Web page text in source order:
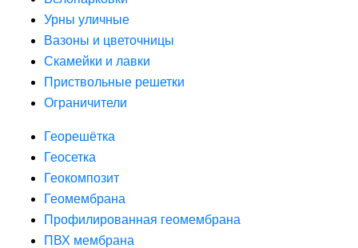
Урны уличные
Вазоны и цветочницы
Скамейки и лавки
Приствольные решетки
Ограничители
Георешётка
Геосетка
Геокомпозит
Геомембрана
Профилированная геомембрана
ПВХ мембрана